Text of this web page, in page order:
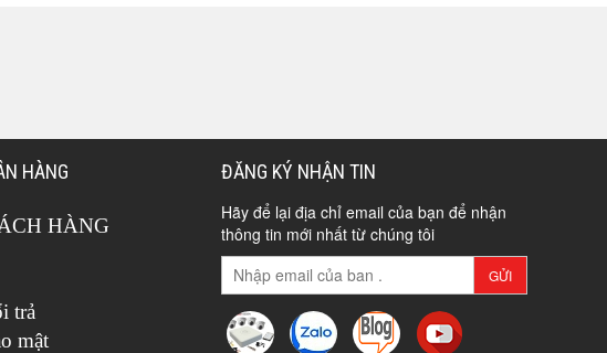
HÀNG
HÀNG
trả
mật
ĐĂNG KÝ NHẬN TIN
Hãy để lại địa chỉ email của bạn để nhận
thông tin mới nhất từ chúng tôi
GỬI